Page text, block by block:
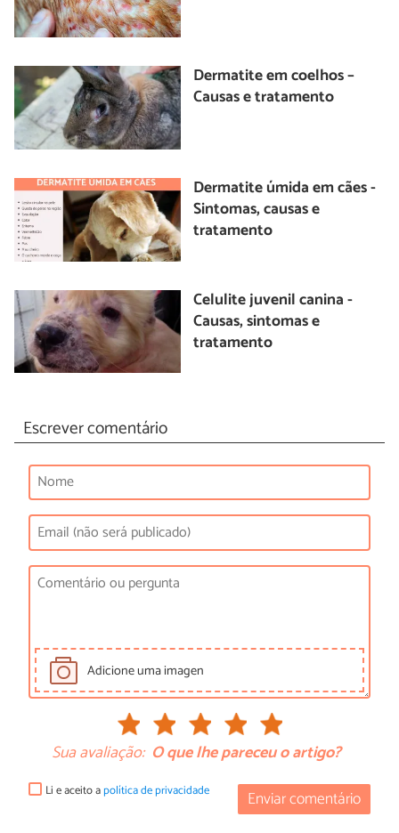
Dermatite em coelhos –
Causas e tratamento
Dermatite úmida em cães -
Sintomas, causas e
tratamento
Celulite juvenil canina -
Causas, sintomas e
tratamento
Escrever comentário
Adicione uma imagen
Sua avaliação: O que lhe pareceu o artigo?
Enviar comentário
Li e aceito apolítica de privacidade